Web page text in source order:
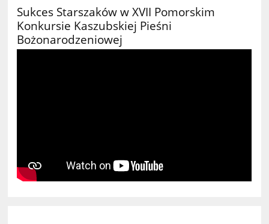
Sukces Starszaków w XVII Pomorskim
Konkursie Kaszubskiej Pieśni
Bożonarodzeniowej